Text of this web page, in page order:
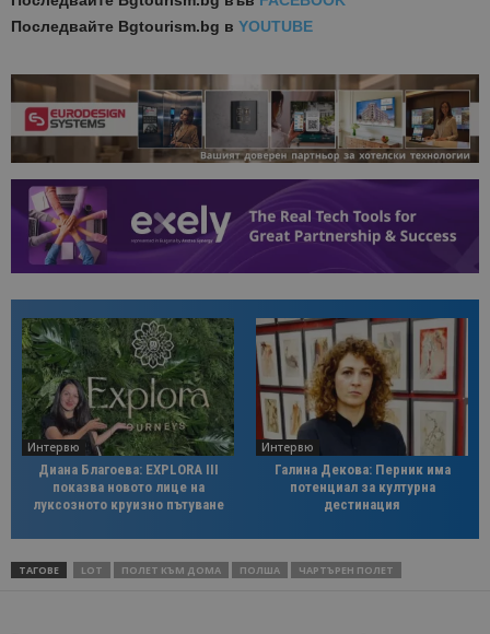
Последвайте Bgtourism.bg в YOUTUBE
Интервю
Диана Благоева: EXPLORA III
показва новото лице на
луксозното круизно пътуване
Интервю
Галина Декова: Перник има
потенциал за културна
дестинация
ТАГОВЕ LOT ПОЛЕТ КЪМ ДОМА ПОЛША ЧАРТЪРЕН ПОЛЕТ